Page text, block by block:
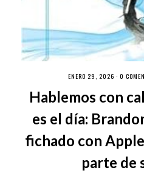
ENERO 29, 2026 · 0
Hablemos con
es el día:
fichado con
parte de